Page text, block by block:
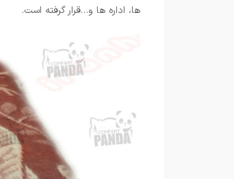
ها، اداره ها و…قرار گرفته است.